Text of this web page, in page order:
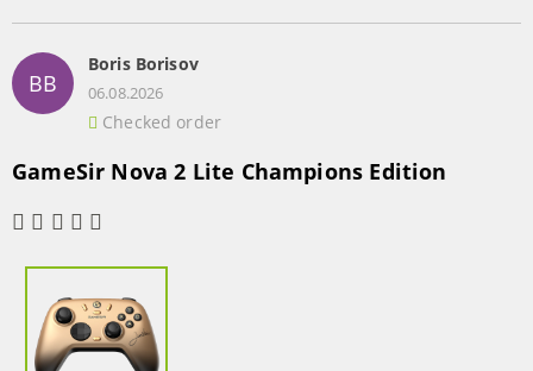
BB
Boris Borisov
06.08.2026
Checked order
GameSir Nova 2 Lite Champions Edition